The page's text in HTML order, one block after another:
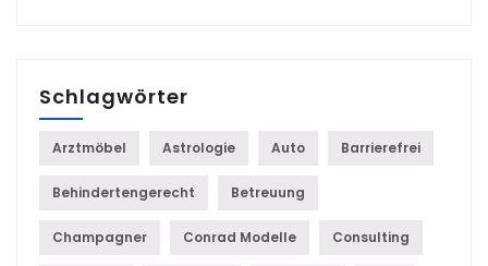
Schlagwörter
Arztmöbel Astrologie Auto Barrierefrei
Behindertengerecht Betreuung
Champagner Conrad Modelle Consulting